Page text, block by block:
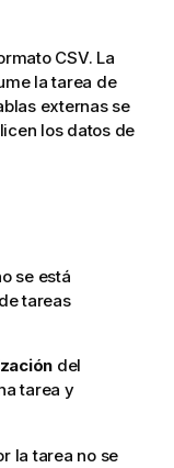
CSV. La
la tarea de
externas se
los datos de
se está
tareas
del
tarea y
la tarea no se